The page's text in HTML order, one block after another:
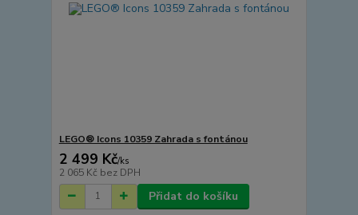
LEGO® Icons 10359 Zahrada s fontánou
2 499 Kč/ks
2 065 Kč bez DPH
Přidat do košíku